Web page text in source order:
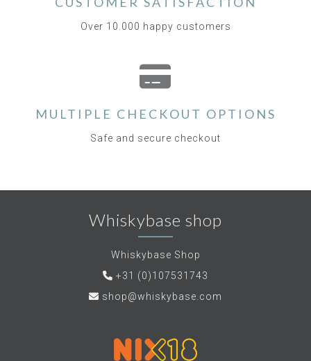
Over 10.000 happy customers
MULTIPLE CHECKOUT OPTIONS
Safe and secure checkout
Whiskybase shop
Whiskybase Shop
+31 (0)107531743
shop@whiskybase.com